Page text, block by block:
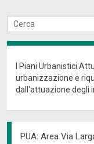
I Piani Urbanistici
urbanizzazione e
dall'attuazione degli
PUA: Area Via